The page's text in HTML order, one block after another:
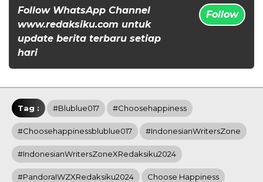
Follow WhatsApp Channel
www.redaksiku.com untuk
update berita terbaru setiap
hari
Follow
Tag : #Blublue017 #Choosehappiness
#Choosehappinessblublue017 #IndonesianWritersZone
#IndonesianWritersZoneXRedaksiku2024
#PandoraIWZXRedaksiku2024 Choose Happiness